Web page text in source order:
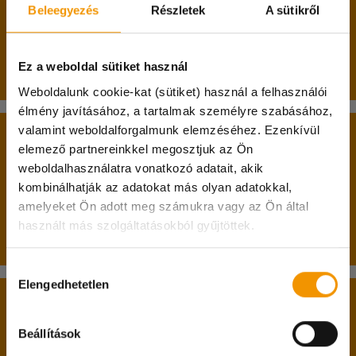
Beleegyezés Részletek A sütikről
Ez a weboldal sütiket használ
Weboldalunk cookie-kat (sütiket) használ a felhasználói
élmény javításához, a tartalmak személyre szabásához,
valamint weboldalforgalmunk elemzéséhez. Ezenkívül
elemező partnereinkkel megosztjuk az Ön
weboldalhasználatra vonatkozó adatait, akik
kombinálhatják az adatokat más olyan adatokkal,
amelyeket Ön adott meg számukra vagy az Ön által
használt más szolgáltatásokból gyűjtöttek.
Hozzájárulás
kiválasztása
Elengedhetetlen
Beállítások
Kedves Diákok!
A 08.08-i munkanapon irodánk zárva tart és
Megértéseteket köszönjük!
követően - személyesen történik azután, hogy
jelentkeztél egy munkára, amit el akarsz végezni,
elvégzésére.
A belépés két alapfeltétele:
betöltött 17. életév;
nappali tagozatos hallgatói jogviszony.
Passzív féléves hallgatók jelentkezését is várjuk!
személyi igazolványodat;